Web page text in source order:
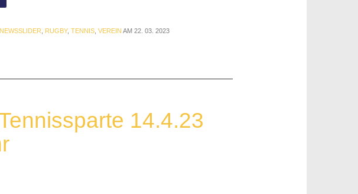
NEWSSLIDER RUGBY, TENNIS, VEREIN AM 22. 03. 2023
14.4.23